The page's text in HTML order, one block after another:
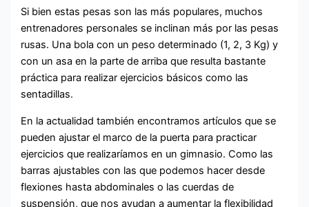
Si bien estas pesas son las más populares, muchos
entrenadores personales se inclinan más por las pesas
rusas. Una bola con un peso determinado (1, 2, 3 Kg) y
con un asa en la parte de arriba que resulta bastante
práctica para realizar ejercicios básicos como las
sentadillas.
En la actualidad también encontramos artículos que se
pueden ajustar el marco de la puerta para practicar
ejercicios que realizaríamos en un gimnasio. Como las
barras ajustables con las que podemos hacer desde
flexiones hasta abdominales o las cuerdas de
suspensión, que nos ayudan a aumentar la flexibilidad